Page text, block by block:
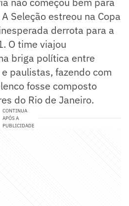
Seleção estreou na Copa
derrota para a
O time viajou
briga política entre
paulistas, fazendo com
fosse composto
do Rio de Janeiro.
CONTINUA
APÓS A
PUBLICIDADE